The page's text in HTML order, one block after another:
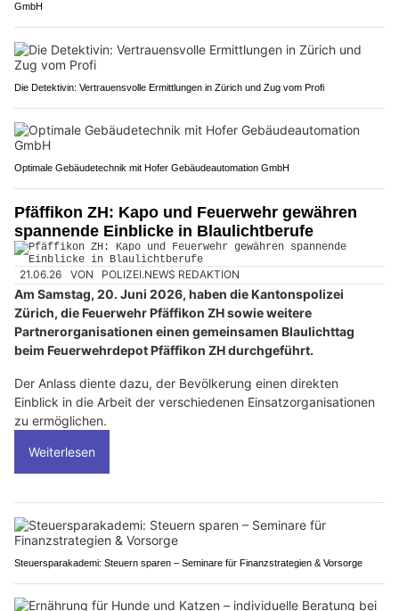
GmbH
Die Detektivin: Vertrauensvolle Ermittlungen in Zürich und Zug vom Profi
Optimale Gebäudetechnik mit Hofer Gebäudeautomation GmbH
Pfäffikon ZH: Kapo und Feuerwehr gewähren
spannende Einblicke in Blaulichtberufe
21.06.26 VON POLIZEI.NEWS REDAKTION
Am Samstag, 20. Juni 2026, haben die Kantonspolizei
Zürich, die Feuerwehr Pfäffikon ZH sowie weitere
Partnerorganisationen einen gemeinsamen Blaulichttag
beim Feuerwehrdepot Pfäffikon ZH durchgeführt.
Der Anlass diente dazu, der Bevölkerung einen direkten
Einblick in die Arbeit der verschiedenen Einsatzorganisationen
zu ermöglichen.
Weiterlesen
Steuersparakademi: Steuern sparen – Seminare für Finanzstrategien & Vorsorge